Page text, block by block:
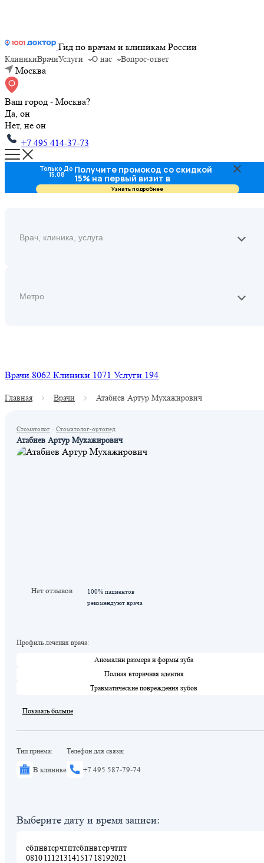
Гид по врачам и клиникам России
КлиникиВрачиУслуги О нас Вопрос-ответ
Москва
Ваш город - Москва?
Да, он
Нет, не он
+7 495 414-37-73
Врачи 8062 Клиники 1071 Услуги 194
Главная Врачи Атабиев Артур Мухажирович
Стоматолог · Стоматолог-ортопед
Атабиев Артур Мухажирович
Нет отзывов
100% пациентов
рекомендуют врача
Профиль лечения врача:
Аномалии размера и формы зуба
Полная вторичная адентия
Травматические повреждения зубов
Показать больше
Тип приема:
В клинике
Телефон для связи:
+7 495 587-79-74
Выберите дату и время записи:
сб
08
пн
10
вт
11
ср
12
чт
13
пт
14
сб
15
пн
17
вт
18
ср
19
чт
20
пт
21
Только До
15.08 Получите промокод со скидкой
15% на первый визит в
стоматологию
Узнать подробнее